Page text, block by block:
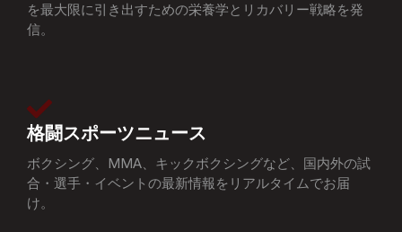
を最大限に引き出すための栄養学とリカバリー戦略を発
信。
格闘スポーツニュース
ボクシング、MMA、キックボクシングなど、国内外の試
合・選手・イベントの最新情報をリアルタイムでお届
け。